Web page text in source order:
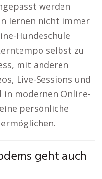
werden
lernen nicht immer
Hundeschule
selbst zu
mit anderen
Live-Sessions und
in modernen Online-
persönliche
geht auch